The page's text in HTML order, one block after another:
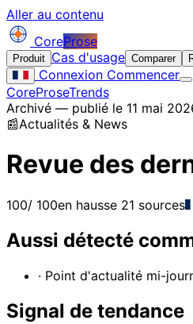
Aller au contenu
CoreProse
Produit Cas d'usage Comparer
Connexion Commencer
CoreProseTrends
Archivé — publié le 11 mai
📰Actualités & News
Revue des
100/ 100en hausse 21 sources
Aussi détecté
· Point d'actualité mi-
Signal de tendance